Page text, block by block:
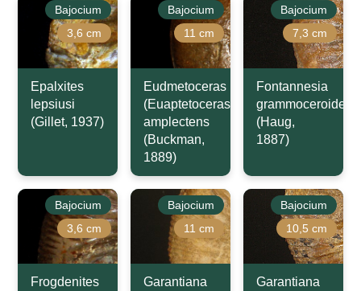
Bajocium
3,6 cm
Epalxites
lepsiusi
(Gillet, 1937)
Bajocium
11 cm
Eudmetoceras
(Euaptetoceras)
amplectens
(Buckman,
1889)
Bajocium
7,3 cm
Fontannesia
grammoceroides
(Haug,
1887)
Bajocium
3,6 cm
Frogdenites
Bajocium
11 cm
Garantiana
Bajocium
10,5 cm
Garantiana